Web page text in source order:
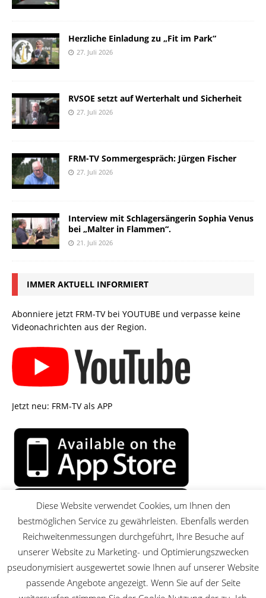
Herzliche Einladung zu „Fit im Park“
27. Juli 2026
RVSOE setzt auf Werterhalt und Sicherheit
27. Juli 2026
FRM-TV Sommergespräch: Jürgen Fischer
27. Juli 2026
Interview mit Schlagersängerin Sophia Venus
bei „Malter in Flammen“.
21. Juli 2026
IMMER AKTUELL INFORMIERT
Abonniere jetzt FRM-TV bei YOUTUBE und verpasse keine
Videonachrichten aus der Region.
Jetzt neu: FRM-TV als APP
MENU
Diese Website verwendet Cookies, um Ihnen den
bestmöglichen Service zu gewährleisten. Ebenfalls werden
Reichweitenmessungen durchgeführt, Ihre Besuche auf
unserer Website zu Marketing- und Optimierungszwecken
pseudonymisiert ausgewertet sowie Ihnen auf unserer Website
passende Angebote angezeigt. Wenn Sie auf der Seite